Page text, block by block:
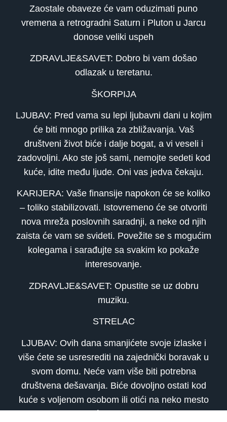
Zaostale obaveze će vam oduzimati puno
vremena a retrogradni Saturn i Pluton u Jarcu
donose veliki uspeh
ZDRAVLJE&SAVET: Dobro bi vam došao
odlazak u teretanu.
ŠKORPIJA
LJUBAV: Pred vama su lepi ljubavni dani u kojim
će biti mnogo prilika za zbližavanja. Vaš
društveni život biće i dalje bogat, a vi veseli i
zadovoljni. Ako ste još sami, nemojte sedeti kod
kuće, idite među ljude. Oni vas jedva čekaju.
KARIJERA: Vaše finansije napokon će se koliko
– toliko stabilizovati. Istovremeno će se otvoriti
nova mreža poslovnih saradnji, a neke od njih
zaista će vam se svideti. Povežite se s mogućim
kolegama i sarađujte sa svakim ko pokaže
interesovanje.
ZDRAVLJE&SAVET: Opustite se uz dobru
muziku.
STRELAC
LJUBAV: Ovih dana smanjićete svoje izlaske i
više ćete se usresrediti na zajednički boravak u
svom domu. Neće vam više biti potrebna
društvena dešavanja. Biće dovoljno ostati kod
kuće s voljenom osobom ili otići na neko mesto
gde ćete biti sami.